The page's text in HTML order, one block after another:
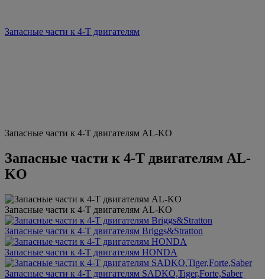
Запасные части к 4-Т двигателям
Запасные части к 4-Т двигателям AL-KO
Запасные части к 4-Т двигателям AL-
KO
Запасные части к 4-Т двигателям AL-KO
Запасные части к 4-Т двигателям Briggs&Stratton
Запасные части к 4-Т двигателям HONDA
Запасные части к 4-Т двигателям SADKO,Tiger,Forte,Saber